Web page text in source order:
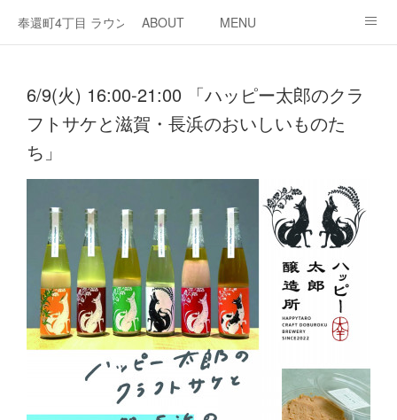
奉還町4丁目 ラウンジ・カド
ABOUT MENU
6/9(火) 16:00-21:00 「ハッピー太郎のクラ
フトサケと滋賀・長浜のおいしいものた
ち」